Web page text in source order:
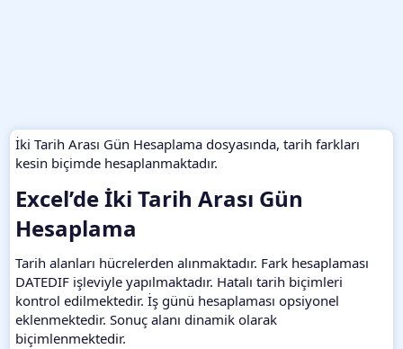
İki Tarih Arası Gün Hesaplama dosyasında, tarih farkları
kesin biçimde hesaplanmaktadır.
Excel’de İki Tarih Arası Gün
Hesaplama​
Tarih alanları hücrelerden alınmaktadır. Fark hesaplaması
DATEDIF işleviyle yapılmaktadır. Hatalı tarih biçimleri
kontrol edilmektedir. İş günü hesaplaması opsiyonel
eklenmektedir. Sonuç alanı dinamik olarak
biçimlenmektedir.